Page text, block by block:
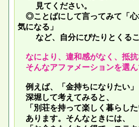
見てください。
◎ことばにして言ってみて「心
気になる」
など、自分にぴたりとくるこ
なにより、違和感がなく、抵
そんなアファメーションを選
例えば、「金持ちになりたい
深堀して考えてみると、
「別荘を持って楽しく暮らし
あります。そんなときには、